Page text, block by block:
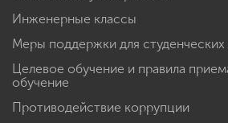
Инженерные классы
Меры поддержки для
Целевое обучение и правила
обучение
Противодействие коррупции